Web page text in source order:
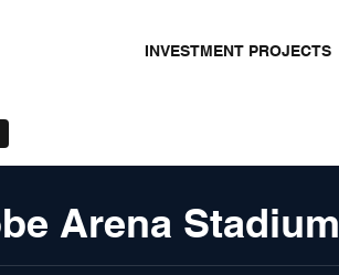
INVESTMENT PROJECTS
Arena Stadium